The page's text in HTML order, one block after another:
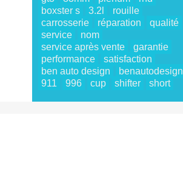
boxster s
3.2l
rouille
carrosserie
réparation
qualité
service
nom
service après vente
garantie
performance
satisfaction
ben auto design
benautodesign
911
996 cup shifter short